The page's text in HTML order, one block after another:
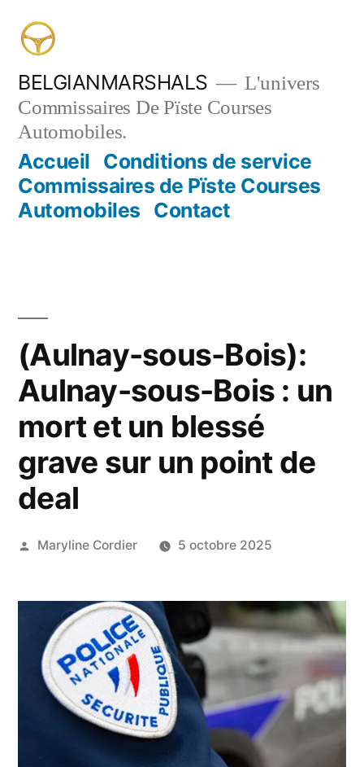
contenu
BELGIANMARSHALS
L'univers
Commissaires De Pïste Courses
Automobiles.
Accueil Conditions de service
Commissaires de Pïste Courses
Automobiles Contact
(Aulnay-sous-Bois):
Aulnay-sous-Bois : un
mort et un blessé
grave sur un point de
deal
Publié
Maryline Cordier 5 octobre 2025